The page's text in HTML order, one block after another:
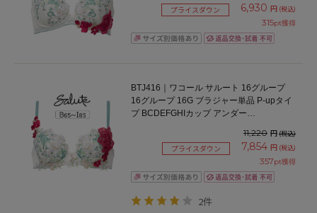
プライスダウン 6,930 円 (税込)
315pt獲得
BTJ416｜ワコール サルート 16グループ
16グループ 16G ブラジャー単品 P-upタイ
プ BCDEFGHIカップ アンダー
11,220 円(税込)
プライスダウン 7,854 円 (税込)
357pt獲得
2件